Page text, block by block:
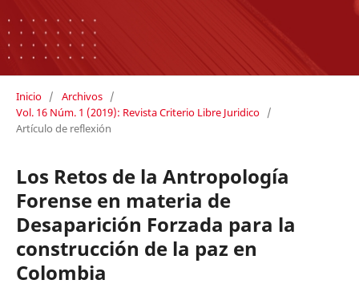
Inicio / Archivos /
Vol. 16 Núm. 1 (2019): Revista Criterio Libre Juridico /
Artículo de reflexión
Los Retos de la Antropología
Forense en materia de
Desaparición Forzada para la
construcción de la paz en
Colombia